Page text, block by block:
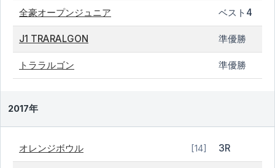
全豪オープンジュニア ベスト4
J1 TRARALGON 準優勝
トララルゴン 準優勝
2017年
オレンジボウル [14] 3R